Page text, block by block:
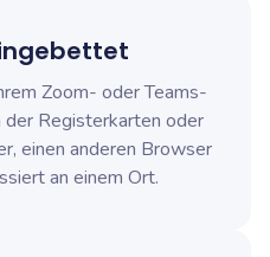
Zoom- oder Teams-
der Registerkarten oder
einen anderen Browser
an einem Ort.